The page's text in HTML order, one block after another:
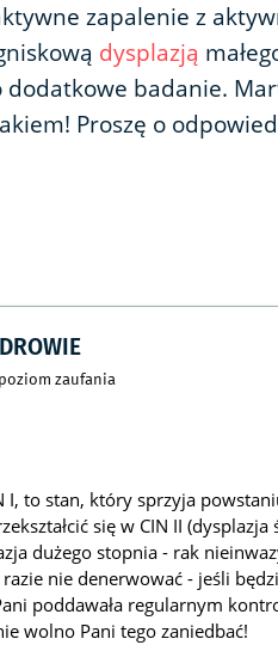
zapalenie z
dysplazją
dodatkowe badanie.
Proszę o
poziom zaufania
I, to stan, który sprzyja
się w CIN II (dysplazja
dużego stopnia - rak
nie denerwować - jeśli
poddawała regularnym
wolno Pani tego zaniedbać!